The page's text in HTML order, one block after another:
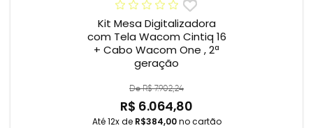
Kit Mesa Digitalizadora
com Tela Wacom Cintiq 16
+ Cabo Wacom One , 2ª
geração
De R$ 7.902,24
R$ 6.064,80
Até 12x de R$384,00no cartão